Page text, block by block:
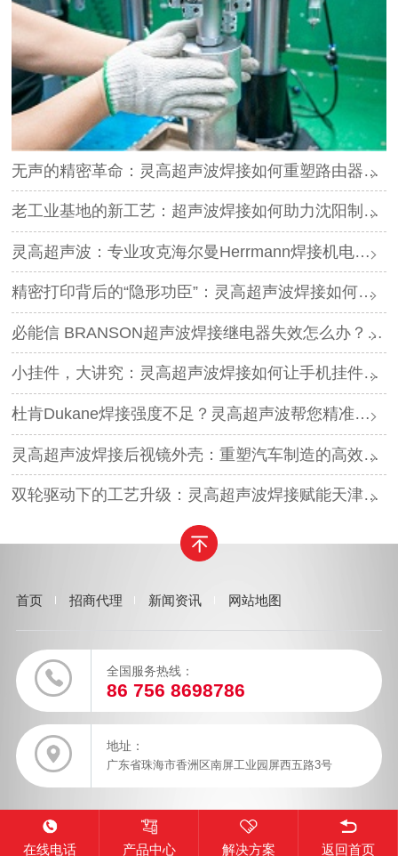
无声的精密革命：灵高超声波焊接如何重塑路由器外壳制造？
老工业基地的新工艺：超声波焊接如何助力沈阳制造转型？
灵高超声波：专业攻克海尔曼Herrmann焊接机电路板短路难题
精密打印背后的“隐形功臣”：灵高超声波焊接如何让喷墨头支架更可靠？
必能信 BRANSON超声波焊接继电器失效怎么办？灵高超声波“四步维修法”精准破局
小挂件，大讲究：灵高超声波焊接如何让手机挂件更“抗造”？
杜肯Dukane焊接强度不足？灵高超声波帮您精准破局
灵高超声波焊接后视镜外壳：重塑汽车制造的高效与美学
双轮驱动下的工艺升级：灵高超声波焊接赋能天津汽车与电子产业
首页 招商代理 新闻资讯 网站地图
全国服务热线：
86 756 8698786
地址：
广东省珠海市香洲区南屏工业园屏西五路3号
在线电话 产品中心 解决方案 返回首页